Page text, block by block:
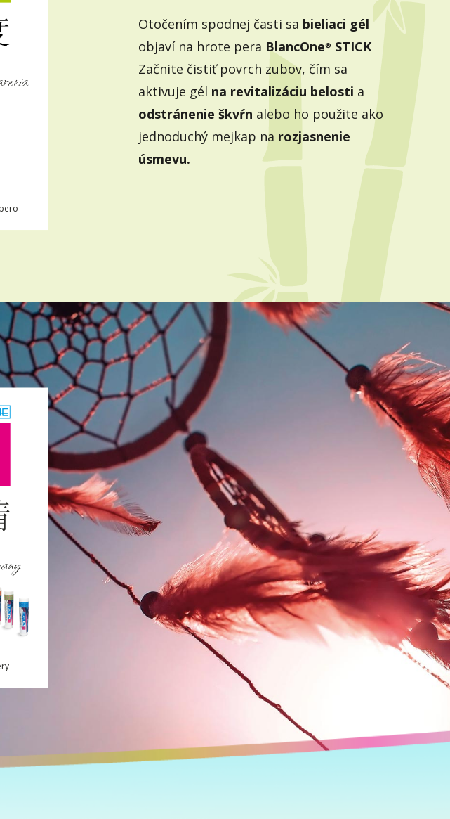
Otočením spodnej časti sa bieliaci gél
objaví na hrote pera BlancOne® STICK
Začnite čistiť povrch zubov, čím sa
aktivuje gél na revitalizáciu belosti a
odstránenie škvŕn alebo ho použite ako
jednoduchý mejkap na rozjasnenie
úsmevu.